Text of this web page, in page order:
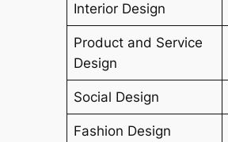
Interior Design
Product and Service
Design
Social Design
Fashion Design